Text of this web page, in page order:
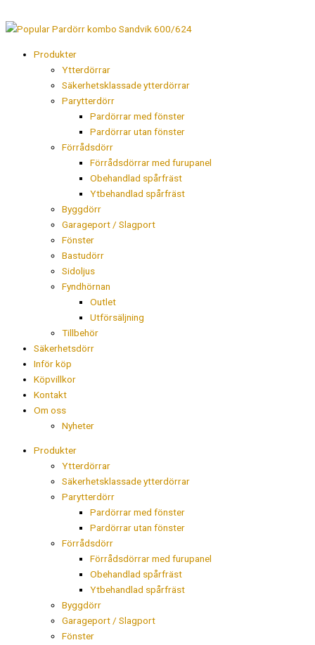
till
Produkter
Ytterdörrar
Säkerhetsklassade ytterdörrar
Parytterdörr
Pardörrar med fönster
Pardörrar utan fönster
Förrådsdörr
Förrådsdörrar med furupanel
Obehandlad spårfräst
Ytbehandlad spårfräst
Byggdörr
Garageport / Slagport
Fönster
Bastudörr
Sidoljus
Fyndhörnan
Outlet
Utförsäljning
Tillbehör
Säkerhetsdörr
Inför köp
Köpvillkor
Kontakt
Om oss
Nyheter
Produkter
Ytterdörrar
Säkerhetsklassade ytterdörrar
Parytterdörr
Pardörrar med fönster
Pardörrar utan fönster
Förrådsdörr
Förrådsdörrar med furupanel
Obehandlad spårfräst
Ytbehandlad spårfräst
Byggdörr
Garageport / Slagport
Fönster